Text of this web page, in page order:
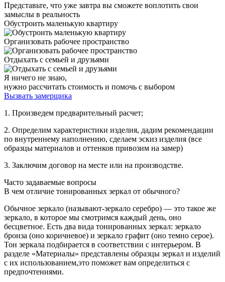
Представьте, что уже завтра вы сможете воплотить свои
замыслы в реальность
Обустроить маленькую квартиру
Организовать рабочее пространство
Отдыхать с семьей и друзьями
Я ничего не знаю,
нужно рассчитать стоимость и помочь с выбором
Вызвать замерщика
1. Произведем предварительный расчет;
2. Определим характеристики изделия, дадим рекомендации
по внутреннему наполнению, сделаем эскиз изделия (все
образцы материалов и оттенков привозим на замер)
3. Заключим договор на месте или на производстве.
Часто задаваемые вопросы
В чем отличие тонированных зеркал от обычного?
Обычное зеркало (называют-зеркало серебро) — это такое же
зеркало, в которое мы смотримся каждый день, оно
бесцветное. Есть два вида тонированных зеркал: зеркало
бронза (оно коричневое) и зеркало графит (оно темно серое).
Тон зеркала подбирается в соответствии с интерьером. В
разделе «Материалы» представлены образцы зеркал и изделий
с их использованием,это поможет вам определиться с
предпочтениями.